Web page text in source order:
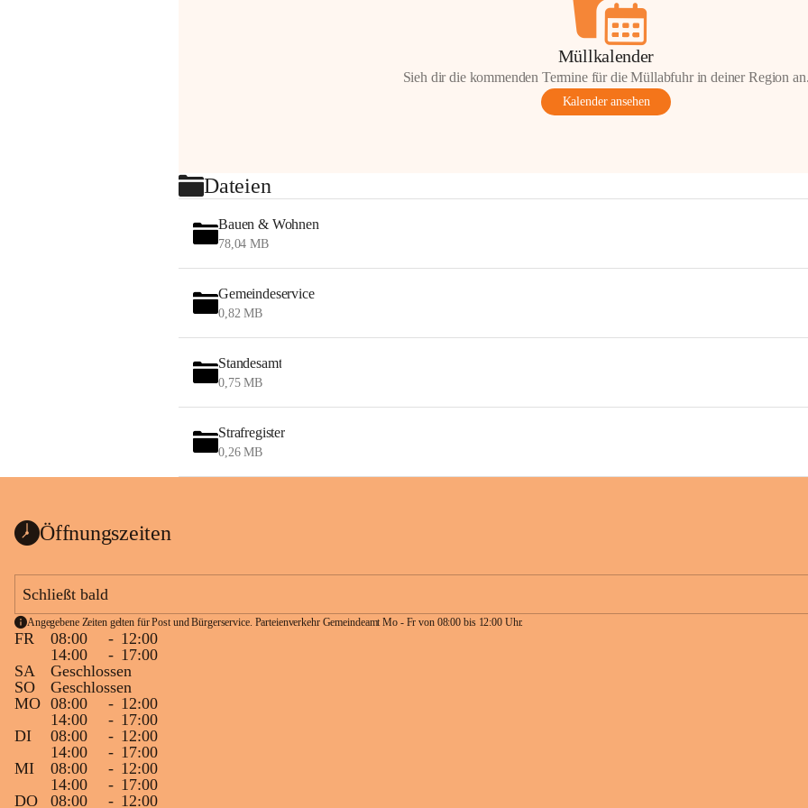
Müllkalender
Sieh dir die kommenden Termine für die Müllabfuhr in deiner Region
Kalender ansehen
Dateien
Bauen & Wohnen
78,04 MB
Gemeindeservice
0,82 MB
Standesamt
0,75 MB
Strafregister
0,26 MB
Öffnungszeiten
Schließt bald
Angegebene Zeiten gelten für Post und Bürgerservice. Parteienverkehr Gemeindeamt Mo - Fr von 08:00 bis 12:00 Uhr.
FR 08:00 - 12:00
14:00
- 17:00
SA
Geschlossen
SO
Geschlossen
MO 08:00 - 12:00
14:00
- 17:00
DI
08:00 - 12:00
14:00
- 17:00
MI
08:00 - 12:00
14:00
- 17:00
DO
08:00 - 12:00